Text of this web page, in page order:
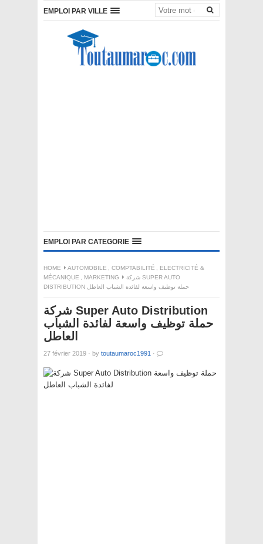
EMPLOI PAR VILLE
EMPLOI PAR CATEGORIE
HOME AUTOMOBILE , COMPTABILITÉ , ELECTRICITÉ &
MÉCANIQUE , MARKETING
شركة SUPER AUTO
DISTRIBUTION حملة توظيف واسعة لفائدة الشباب العاطل
شركة Super Auto Distribution
حملة توظيف واسعة لفائدة الشباب
العاطل
27 février 2019 · by toutaumaroc1991 ·